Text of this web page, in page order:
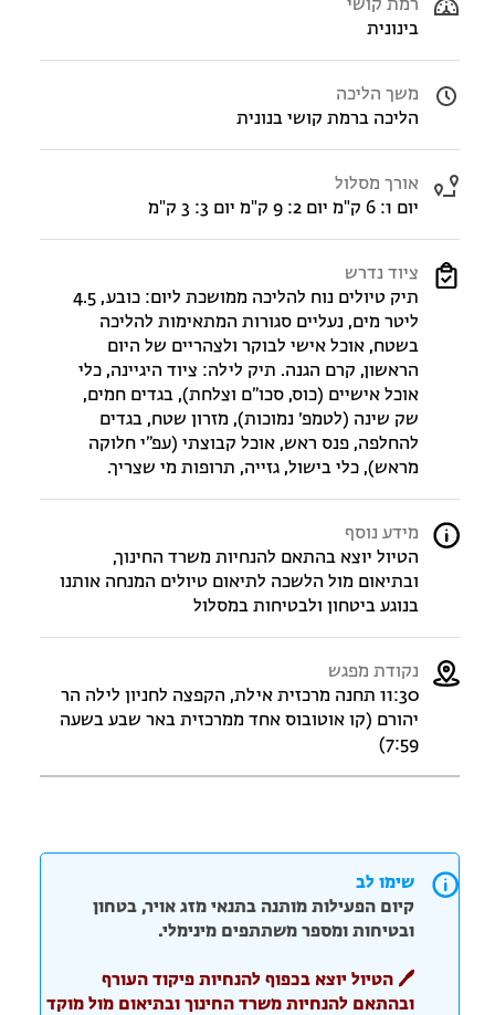
רמת קושי
בינונית
משך הליכה
הליכה ברמת קושי בנונית
אורך מסלול
יום 1: 6 ק"מ יום 2: 9 ק"מ יום 3: 3 ק"מ
ציוד נדרש
תיק טיולים נוח להליכה ממושכת ליום: כובע, 4.5
ליטר מים, נעליים סגורות המתאימות להליכה
בשטח, אוכל אישי לבוקר ולצהריים של היום
הראשון, קרם הגנה. תיק לילה: ציוד היגיינה, כלי
אוכל אישיים (כוס, סכו״ם וצלחת), בגדים חמים,
שק שינה (לטמפ׳ נמוכות), מזרון שטח, בגדים
להחלפה, פנס ראש, אוכל קבוצתי (עפ״י חלוקה
מראש), כלי בישול, גזייה, תרופות מי שצריך.
מידע נוסף
הטיול יוצא בהתאם להנחיות משרד החינוך,
ובתיאום מול הלשכה לתיאום טיולים המנחה אותנו
בנוגע ביטחון ולבטיחות במסלול
נקודת מפגש
11:30 תחנה מרכזית אילת, הקפצה לחניון לילה הר
יהורם (קו אוטובוס אחד ממרכזית באר שבע בשעה
7:59)
שימו לב
קיום הפעילות מותנה בתנאי מזג אויר, בטחון
ובטיחות ומספר משתתפים מינימלי.
🖊️ הטיול יוצא בכפוף להנחיות פיקוד העורף
ובהתאם להנחיות משרד החינוך ובתיאום מול מוקד